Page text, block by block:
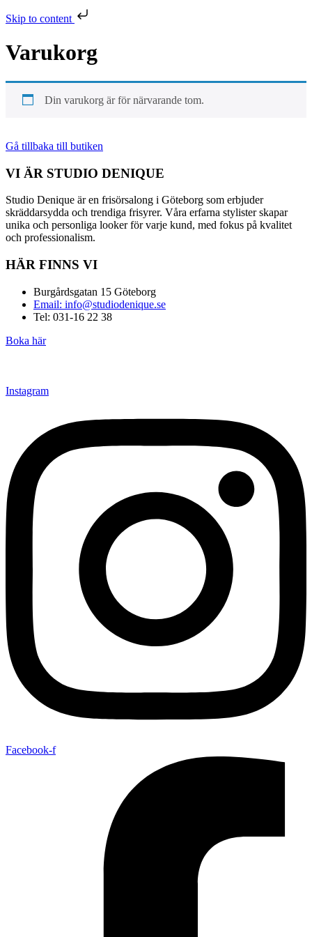
Skip to content
Varukorg
Din varukorg är för närvarande tom.
Gå tillbaka till butiken
VI ÄR STUDIO DENIQUE
Studio Denique är en frisörsalong i Göteborg som erbjuder
skräddarsydda och trendiga frisyrer. Våra erfarna stylister skapar
unika och personliga looker för varje kund, med fokus på kvalitet
och professionalism.
HÄR FINNS VI
Burgårdsgatan 15 Göteborg
Email: info@studiodenique.se
Tel: 031-16 22 38
Boka här
Instagram
Facebook-f